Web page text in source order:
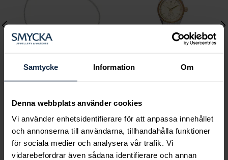
Samtycke Information Om
Denna webbplats använder cookies
Vi använder enhetsidentifierare för att anpassa innehållet
och annonserna till användarna, tillhandahålla funktioner
för sociala medier och analysera vår trafik. Vi
vidarebefordrar även sådana identifierare och annan
Emily pearl bracelet -
Ivory
Pris :349 kr
349 kr
Royal Watch 28 mm
Pris:2 399 kr
2 399 kr